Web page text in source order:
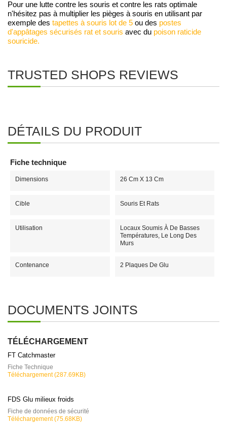
Pour une lutte contre les souris et contre les rats optimale
n'hésitez pas à multiplier les pièges à souris en utilisant par
exemple des tapettes à souris lot de 5 ou des postes
d'appâtages sécurisés rat et souris avec du poison raticide
souricide.
TRUSTED SHOPS REVIEWS
DÉTAILS DU PRODUIT
Fiche technique
Dimensions 26 Cm X 13 Cm
Cible Souris Et Rats
Utilisation
Locaux Soumis À De Basses
Températures, Le Long Des
Murs
Contenance 2 Plaques De Glu
DOCUMENTS JOINTS
TÉLÉCHARGEMENT
FT Catchmaster
Fiche Technique
Téléchargement (287.69KB)
FDS Glu milieux froids
Fiche de données de sécurité
Téléchargement (75.68KB)